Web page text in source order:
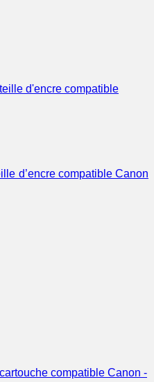
d’encre compatible Canon